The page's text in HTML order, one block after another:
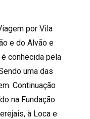
por Vila
e do Alvão e
conhecida pela
uma das
Continuação
na Fundação.
à Loca e